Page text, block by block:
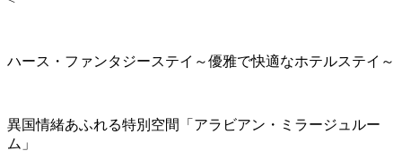
ハース・ファンタジーステイ～優雅で快適なホテルステイ～
異国情緒あふれる特別空間「アラビアン・ミラージュルー
ム」